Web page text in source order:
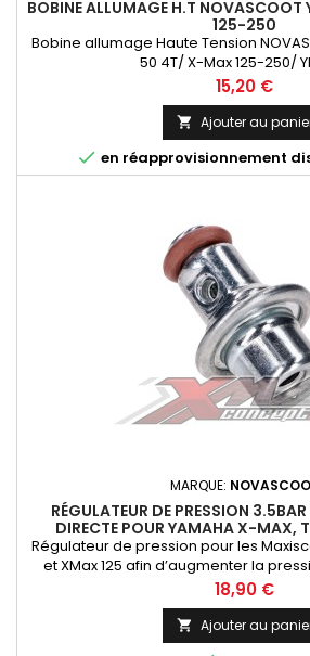
BOBINE ALLUMAGE H.T
125-250
Bobine allumage Haute Tension
50 4T/ X-Max 125-250/
Prix
15,20 €
 Ajouter au
 en réapprovisionnement
MARQUE:
RÉGULATEUR DE PRESSION
DIRECTE POUR YAMAHA X-MAX,
Régulateur de pression pour les
et XMax 125 afin d’augmenter la
système d’injection de 2,5 bars
Prix
18,90 €
 Ajouter au